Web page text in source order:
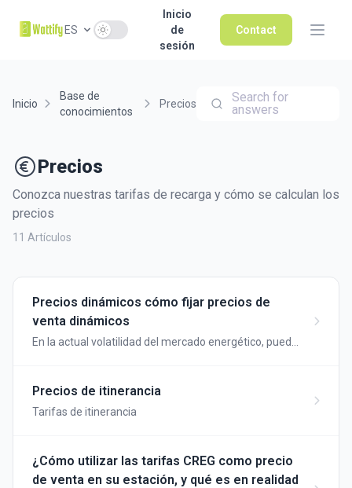
ES Use setting
Inicio
de
sesión
Contact
Inicio
Base de
conocimientos
Precios
Search for
answers
Precios
Conozca nuestras tarifas de recarga y cómo se calculan los
precios
11 Artículos
Precios dinámicos cómo fijar precios de
venta dinámicos
En la actual volatilidad del mercado energético, puede
Precios de itinerancia
Tarifas de itinerancia
¿Cómo utilizar las tarifas CREG como precio
de venta en su estación, y qué es en realidad